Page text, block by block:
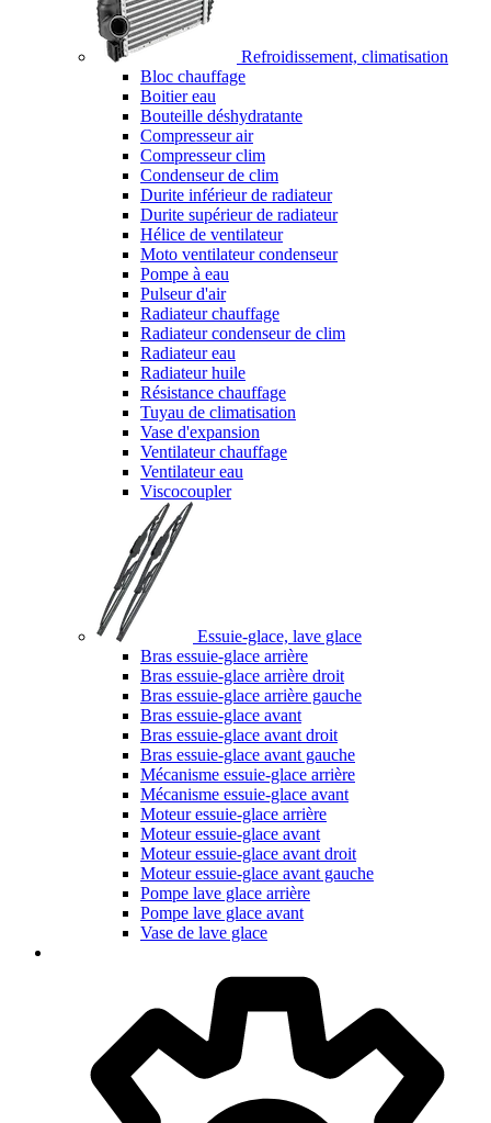
Refroidissement, climatisation
Bloc chauffage
Boitier eau
Bouteille déshydratante
Compresseur air
Compresseur clim
Condenseur de clim
Durite inférieur de radiateur
Durite supérieur de radiateur
Hélice de ventilateur
Moto ventilateur condenseur
Pompe à eau
Pulseur d'air
Radiateur chauffage
Radiateur condenseur de clim
Radiateur eau
Radiateur huile
Résistance chauffage
Tuyau de climatisation
Vase d'expansion
Ventilateur chauffage
Ventilateur eau
Viscocoupler
Essuie-glace, lave glace
Bras essuie-glace arrière
Bras essuie-glace arrière droit
Bras essuie-glace arrière gauche
Bras essuie-glace avant
Bras essuie-glace avant droit
Bras essuie-glace avant gauche
Mécanisme essuie-glace arrière
Mécanisme essuie-glace avant
Moteur essuie-glace arrière
Moteur essuie-glace avant
Moteur essuie-glace avant droit
Moteur essuie-glace avant gauche
Pompe lave glace arrière
Pompe lave glace avant
Vase de lave glace